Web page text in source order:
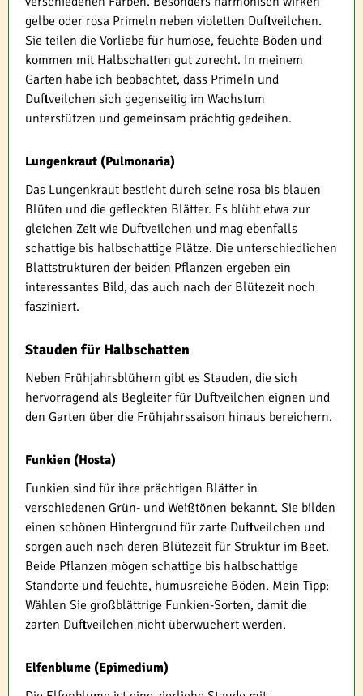
gelbe oder rosa Primeln neben violetten Duftveilchen.
Sie teilen die Vorliebe für humose, feuchte Böden und
kommen mit Halbschatten gut zurecht. In meinem
Garten habe ich beobachtet, dass Primeln und
Duftveilchen sich gegenseitig im Wachstum
unterstützen und gemeinsam prächtig gedeihen.
Lungenkraut (Pulmonaria)
Das Lungenkraut besticht durch seine rosa bis blauen
Blüten und die gefleckten Blätter. Es blüht etwa zur
gleichen Zeit wie Duftveilchen und mag ebenfalls
schattige bis halbschattige Plätze. Die unterschiedlichen
Blattstrukturen der beiden Pflanzen ergeben ein
interessantes Bild, das auch nach der Blütezeit noch
fasziniert.
Stauden für Halbschatten
Neben Frühjahrsblühern gibt es Stauden, die sich
hervorragend als Begleiter für Duftveilchen eignen und
den Garten über die Frühjahrssaison hinaus bereichern.
Funkien (Hosta)
Funkien sind für ihre prächtigen Blätter in
verschiedenen Grün- und Weißtönen bekannt. Sie bilden
einen schönen Hintergrund für zarte Duftveilchen und
sorgen auch nach deren Blütezeit für Struktur im Beet.
Beide Pflanzen mögen schattige bis halbschattige
Standorte und feuchte, humusreiche Böden. Mein Tipp:
Wählen Sie großblättrige Funkien-Sorten, damit die
zarten Duftveilchen nicht überwuchert werden.
Elfenblume (Epimedium)